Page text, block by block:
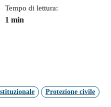
Tempo di lettura:
1 min
Protezione civile